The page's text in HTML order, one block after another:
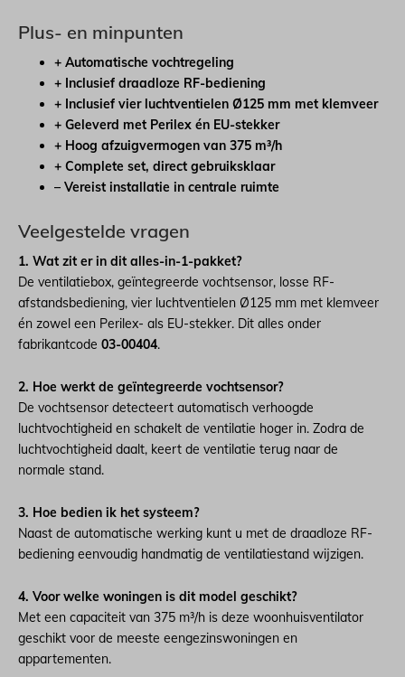
Plus- en minpunten
+ Automatische vochtregeling
+ Inclusief draadloze RF-bediening
+ Inclusief vier luchtventielen Ø125 mm met klemveer
+ Geleverd met Perilex én EU-stekker
+ Hoog afzuigvermogen van 375 m³/h
+ Complete set, direct gebruiksklaar
– Vereist installatie in centrale ruimte
Veelgestelde vragen
1. Wat zit er in dit alles-in-1-pakket?
De ventilatiebox, geïntegreerde vochtsensor, losse RF-
afstandsbediening, vier luchtventielen Ø125 mm met klemveer
én zowel een Perilex- als EU-stekker. Dit alles onder
fabrikantcode 03-00404.
2. Hoe werkt de geïntegreerde vochtsensor?
De vochtsensor detecteert automatisch verhoogde
luchtvochtigheid en schakelt de ventilatie hoger in. Zodra de
luchtvochtigheid daalt, keert de ventilatie terug naar de
normale stand.
3. Hoe bedien ik het systeem?
Naast de automatische werking kunt u met de draadloze RF-
bediening eenvoudig handmatig de ventilatiestand wijzigen.
4. Voor welke woningen is dit model geschikt?
Met een capaciteit van 375 m³/h is deze woonhuisventilator
geschikt voor de meeste eengezinswoningen en
appartementen.